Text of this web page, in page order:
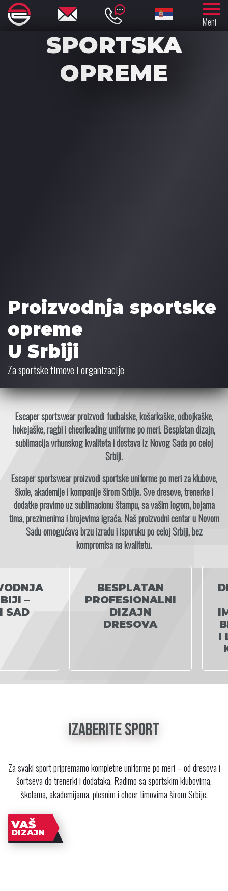
Meni
SPORTSKA
OPREME
Proizvodnja sportske
opreme
U Srbiji
Za sportske timove i organizacije
Escaper sportswear proizvodi fudbalske, košarkaške, odbojkaške,
hokejaške, ragbi i cheerleading uniforme po meri. Besplatan dizajn,
sublimacija vrhunskog kvaliteta i dostava iz Novog Sada po celoj
Srbiji.
Escaper sportswear proizvodi sportske uniforme po meri za klubove,
škole, akademije i kompanije širom Srbije. Sve dresove, trenerke i
dodatke pravimo uz sublimacionu štampu, sa vašim logom, bojama
tima, prezimenima i brojevima igrača. Naš proizvodni centar u Novom
Sadu omogućava brzu izradu i isporuku po celoj Srbiji, bez
kompromisa na kvalitetu.
–
SAD
BESPLATAN
PROFESIONALNI
DIZAJN
DRESOVA
I
IZABERITE SPORT
Za svaki sport pripremamo kompletne uniforme po meri – od dresova i
šortseva do trenerki i dodataka. Radimo sa sportskim klubovima,
školama, akademijama, plesnim i cheer timovima širom Srbije.
VAŠ
DIZAJN